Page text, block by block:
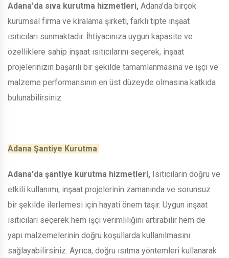
Adana'da sıva kurutma hizmetleri, Adana'da birçok
kurumsal firma ve kiralama şirketi, farklı tipte inşaat
ısıtıcıları sunmaktadır. İhtiyacınıza uygun kapasite ve
özelliklere sahip inşaat ısıtıcılarını seçerek, inşaat
projelerinizin başarılı bir şekilde tamamlanmasına ve işçi ve
malzeme performansının en üst düzeyde olmasına katkıda
bulunabilirsiniz.
Adana Şantiye Kurutma
Adana'da şantiye kurutma hizmetleri, Isıtıcıların doğru ve
etkili kullanımı, inşaat projelerinin zamanında ve sorunsuz
bir şekilde ilerlemesi için hayati önem taşır. Uygun inşaat
ısıtıcıları seçerek hem işçi verimliliğini artırabilir hem de
yapı malzemelerinin doğru koşullarda kullanılmasını
sağlayabilirsiniz. Ayrıca, doğru ısıtma yöntemleri kullanarak